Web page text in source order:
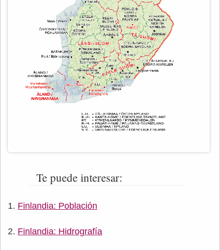
Te puede interesar:
Finlandia: Población
Finlandia: Hidrografía